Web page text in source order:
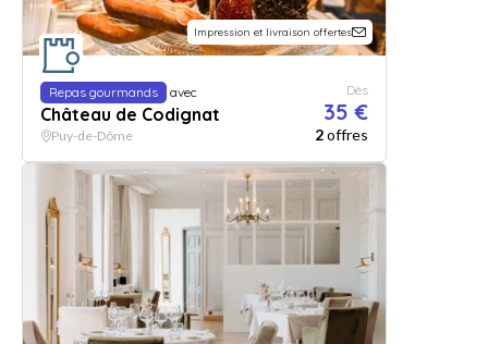
Impression et livraison offertes
Repas gourmands avec
Château de Codignat
Dès
35 €
Puy-de-Dôme 2offres